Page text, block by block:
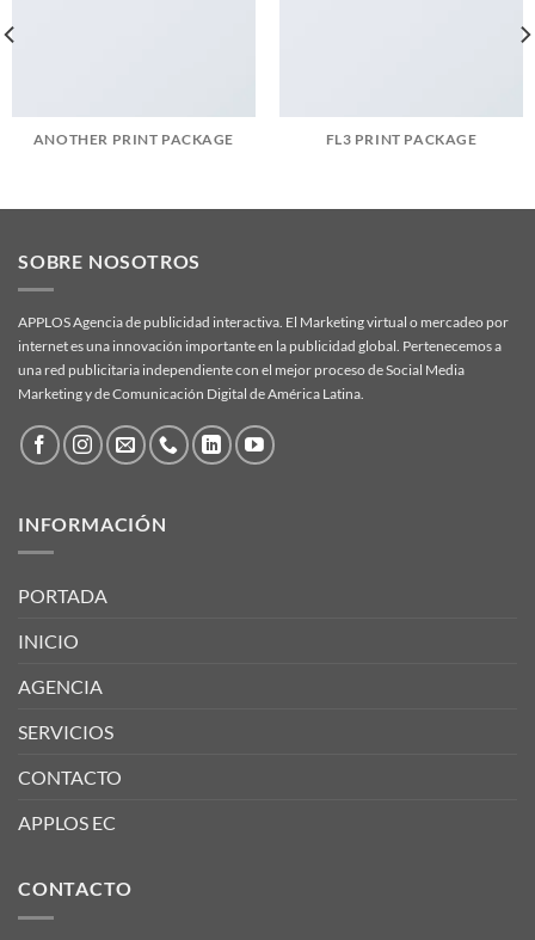
ANOTHER PRINT PACKAGE FL3 PRINT PACKAGE
SOBRE NOSOTROS
APPLOS Agencia de publicidad interactiva. El Marketing virtual o mercadeo por
internet es una innovación importante en la publicidad global. Pertenecemos a
una red publicitaria independiente con el mejor proceso de Social Media
Marketing y de Comunicación Digital de América Latina.
INFORMACIÓN
PORTADA
INICIO
AGENCIA
SERVICIOS
CONTACTO
APPLOS EC
CONTACTO